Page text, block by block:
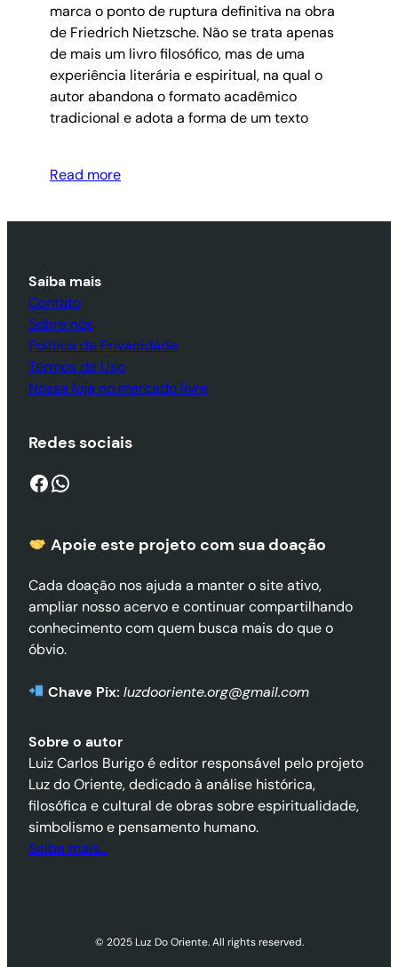
marca o ponto de ruptura definitiva na obra
de Friedrich Nietzsche. Não se trata apenas
de mais um livro filosófico, mas de uma
experiência literária e espiritual, na qual o
autor abandona o formato acadêmico
tradicional e adota a forma de um texto
Read more
Saiba mais
Contato
Sobre nós
Política de Privacidade
Termos de Uso
Nossa loja no mercado livre
Redes sociais
Facebook WhatsApp
Apoie este projeto com sua doação
Cada doação nos ajuda a manter o site ativo,
ampliar nosso acervo e continuar compartilhando
conhecimento com quem busca mais do que o
óbvio.
Chave Pix: luzdooriente.org@gmail.com
Sobre o autor
Luiz Carlos Burigo é editor responsável pelo projeto
Luz do Oriente, dedicado à análise histórica,
filosófica e cultural de obras sobre espiritualidade,
simbolismo e pensamento humano.
Saiba mais…
© 2025 Luz Do Oriente. All rights reserved.